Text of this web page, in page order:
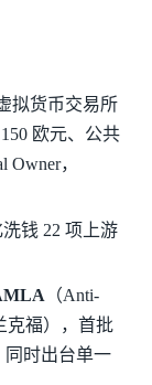
拟货币交易所
欧元、公共
，
钱 22 项上游
（Anti-
克福），首批
同时出台单一